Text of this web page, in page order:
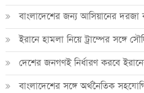
বাংলাদেশের জন্য আসিয়ানের দরজা
ইরানে হামলা নিয়ে ট্রাম্পের সঙ্গে
দেশের জনগণই নির্ধারণ করবে
বাংলাদেশের সঙ্গে অর্থনৈতিক